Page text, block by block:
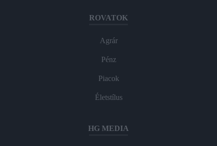
ROVATOK
Agrár
Pénz
Piacok
Életstílus
HG MEDIA